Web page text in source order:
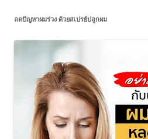
ลดปัญหาผมร่วง ด้วยสเปรย์ปลูกผม